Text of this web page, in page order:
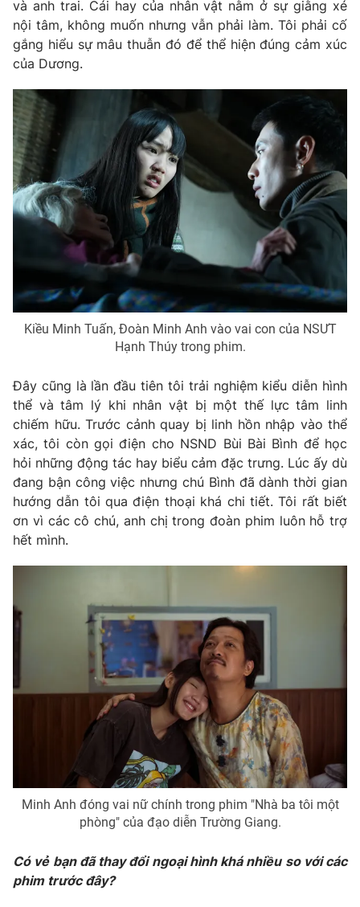
Liên hệ quảng cáo:024-7300.7108
® Cấm sao chép dưới mọi hình thức nếu không có sự chấp
thuận bằng văn bản. Ghi rõ nguồn VTV.vn khi phát hành lại
thông tin từ website này.
và anh trai. Cái hay của nhân vật nằm ở sự giằng xé
nội tâm, không muốn nhưng vẫn phải làm. Tôi phải cố
gắng hiểu sự mâu thuẫn đó để thể hiện đúng cảm xúc
của Dương.
Kiều Minh Tuấn, Đoàn Minh Anh vào vai con của NSƯT
Hạnh Thúy trong phim.
Đây cũng là lần đầu tiên tôi trải nghiệm kiểu diễn hình
thể và tâm lý khi nhân vật bị một thế lực tâm linh
chiếm hữu. Trước cảnh quay bị linh hồn nhập vào thể
xác, tôi còn gọi điện cho NSND Bùi Bài Bình để học
hỏi những động tác hay biểu cảm đặc trưng. Lúc ấy dù
đang bận công việc nhưng chú Bình đã dành thời gian
hướng dẫn tôi qua điện thoại khá chi tiết. Tôi rất biết
ơn vì các cô chú, anh chị trong đoàn phim luôn hỗ trợ
hết mình.
Minh Anh đóng vai nữ chính trong phim "Nhà ba tôi một
phòng" của đạo diễn Trường Giang.
Có vẻ bạn đã thay đổi ngoại hình khá nhiều so với các
phim trước đây?